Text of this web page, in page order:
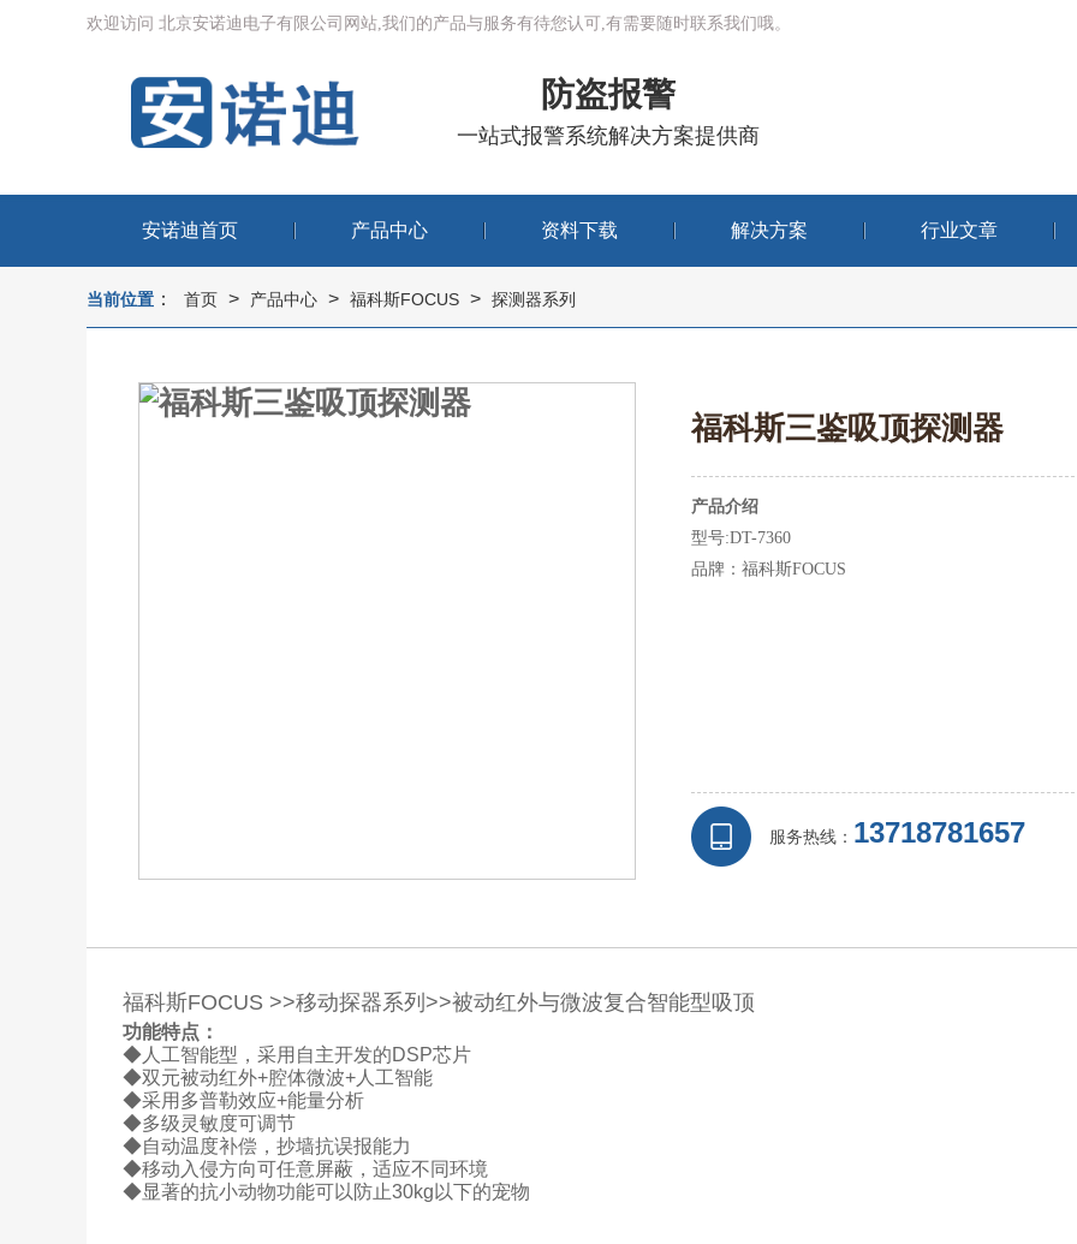
欢迎访问 北京安诺迪电子有限公司网站,我们的产品与服务有待您认可,有需要随时联系我们哦。
防盗报警
一站式报警系统解决方案提供商
安诺迪首页 产品中心 资料下载 解决方案 行业文章
当前位置 ： 首页 > 产品中心 > 福科斯FOCUS > 探测器系列
福科斯三鉴吸顶探测器
产品介绍
型号:DT-7360
品牌：福科斯FOCUS
服务热线： 13718781657
福科斯FOCUS >>移动探器系列>>被动红外与微波复合智能型吸顶
功能特点：
◆人工智能型，采用自主开发的DSP芯片
◆双元被动红外+腔体微波+人工智能
◆采用多普勒效应+能量分析
◆多级灵敏度可调节
◆自动温度补偿，抄墙抗误报能力
◆移动入侵方向可任意屏蔽，适应不同环境
◆显著的抗小动物功能可以防止30kg以下的宠物